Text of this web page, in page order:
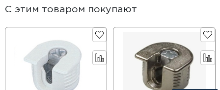
С этим товаром покупают